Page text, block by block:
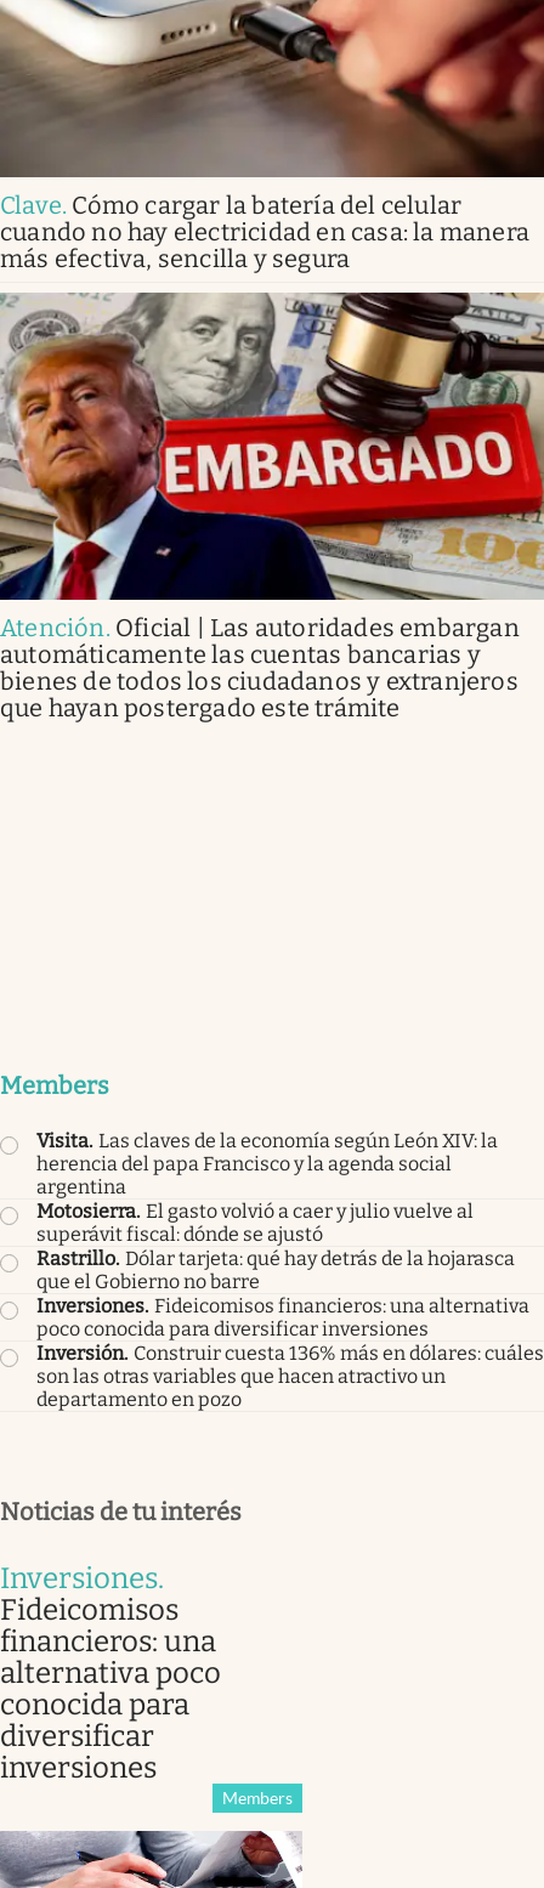
Clave. Cómo cargar la batería del celular
cuando no hay electricidad en casa: la manera
más efectiva, sencilla y segura
Atención. Oficial | Las autoridades embargan
automáticamente las cuentas bancarias y
bienes de todos los ciudadanos y extranjeros
que hayan postergado este trámite
Members
Visita. Las claves de la economía según León XIV: la
herencia del papa Francisco y la agenda social
argentina
Motosierra. El gasto volvió a caer y julio vuelve al
superávit fiscal: dónde se ajustó
Rastrillo. Dólar tarjeta: qué hay detrás de la hojarasca
que el Gobierno no barre
Inversiones. Fideicomisos financieros: una alternativa
poco conocida para diversificar inversiones
Inversión. Construir cuesta 136% más en dólares: cuáles
son las otras variables que hacen atractivo un
departamento en pozo
Noticias de tu interés
Inversiones.
Fideicomisos
financieros: una
alternativa poco
conocida para
diversificar
inversiones
Members